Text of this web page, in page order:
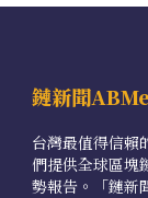
鏈新聞
台灣最值得信賴
們提供全球區塊
勢報告。「鏈新